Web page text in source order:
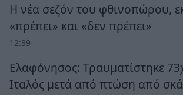
Η νέα σεζόν του φθινοπώρου,
«πρέπει» και «δεν πρέπει»
12:39
Ελαφόνησος: Τραυματίστηκε
Ιταλός μετά από πτώση από